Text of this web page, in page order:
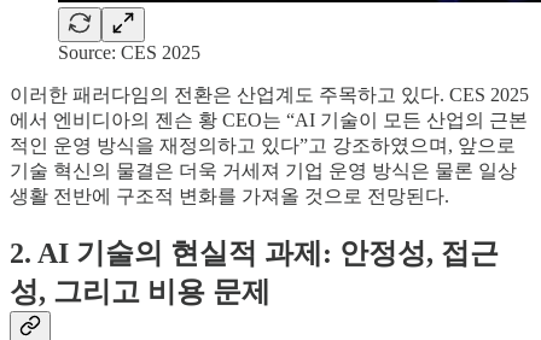
Source: CES 2025
이러한 패러다임의 전환은 산업계도 주목하고 있다. CES 2025
에서 엔비디아의 젠슨 황 CEO는 “AI 기술이 모든 산업의 근본
적인 운영 방식을 재정의하고 있다”고 강조하였으며, 앞으로
기술 혁신의 물결은 더욱 거세져 기업 운영 방식은 물론 일상
생활 전반에 구조적 변화를 가져올 것으로 전망된다.
2. AI 기술의 현실적 과제: 안정성, 접근
성, 그리고 비용 문제